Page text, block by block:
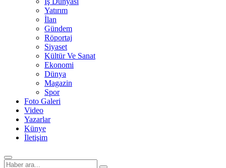
Yatırım
İlan
Gündem
Röportaj
Siyaset
Kültür Ve Sanat
Ekonomi
Dünya
Magazin
Spor
Foto Galeri
Video
Yazarlar
Künye
İletişim